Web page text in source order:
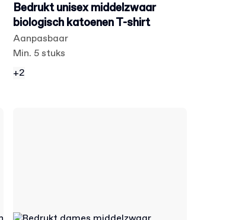
Bedrukt unisex middelzwaar
biologisch katoenen T-shirt
Aanpasbaar
Min. 5 stuks
+2